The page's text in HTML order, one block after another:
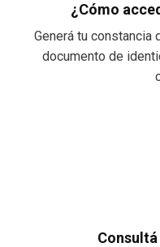
¿Cómo
Generá tu constancia
documento de